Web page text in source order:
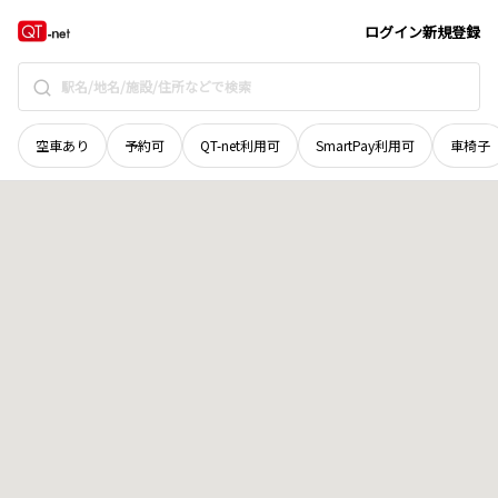
ログイン新規登録
空車あり 予約可 QT-net利用可 SmartPay利用可 車椅子
北海道 地域選択で探す